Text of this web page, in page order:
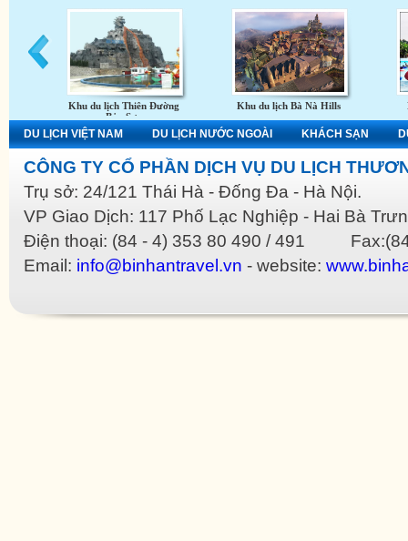
Khu du lịch Thiên Đường
Bảo Sơn
Khu du lịch Bà Nà Hills
DU LỊCH VIỆT NAM DU LỊCH NƯỚC NGOÀI KHÁCH SẠN
CÔNG TY CỔ PHẦN DỊCH VỤ DU LỊCH
Trụ sở: 24/121 Thái Hà - Đống Đa - Hà Nội.
VP Giao Dịch: 117 Phố Lạc Nghiệp - Hai Bà
Điện thoại: (84 - 4) 353 80 490 / 491 Fax:(84
Email: info@binhantravel.vn - website: